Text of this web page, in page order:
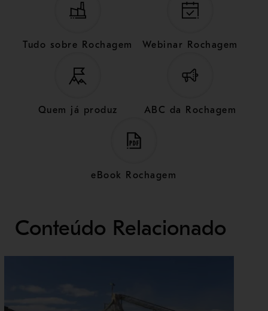
Tudo sobre Rochagem Webinar Rochagem
Quem já produz ABC da Rochagem
eBook Rochagem
Conteúdo Relacionado